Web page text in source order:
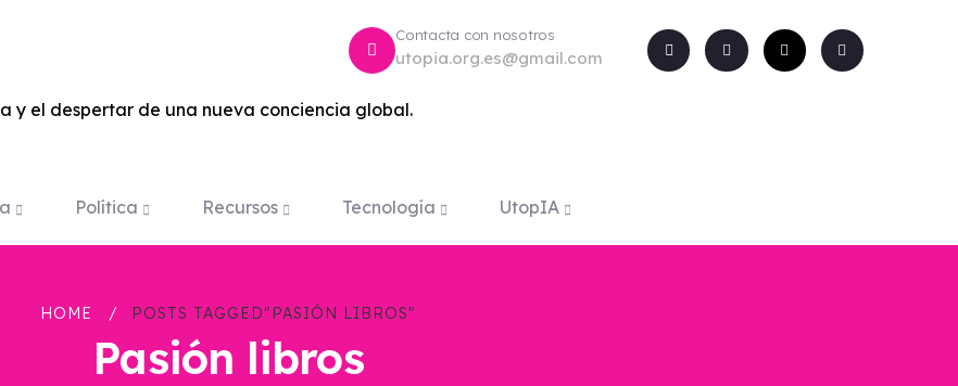
Contacta con nosotros
utopia.org.es@gmail.com
y el despertar de una nueva conciencia global.
Política Recursos Tecnología UtopIA
HOME POSTS TAGGED"PASIÓN LIBROS"
Pasión libros